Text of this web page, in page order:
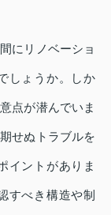
にリノベーショ
しょうか。しか
点が潜んでいま
せぬトラブルを
イントがありま
すべき構造や制